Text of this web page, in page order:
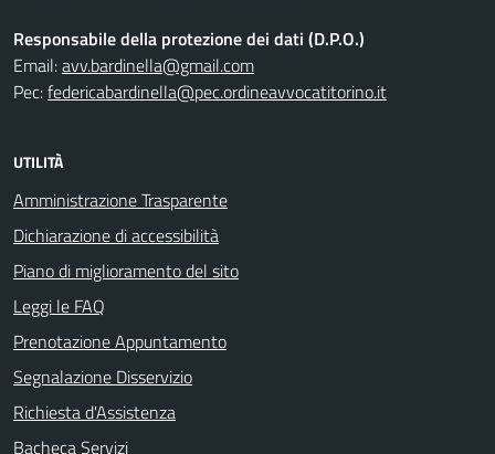
Responsabile della protezione dei dati (D.P.O.)
Email:avv.bardinella@gmail.com
Pec:federicabardinella@pec.ordineavvocatitorino.it
UTILITÀ
Amministrazione Trasparente
Dichiarazione di accessibilità
Piano di miglioramento del sito
Leggi le FAQ
Prenotazione Appuntamento
Segnalazione Disservizio
Richiesta d'Assistenza
Bacheca Servizi